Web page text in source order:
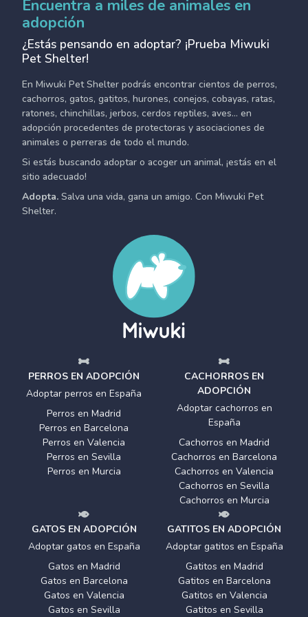
Encuentra a miles de animales en
adopción
¿Estás pensando en adoptar? ¡Prueba Miwuki
Pet Shelter!
En Miwuki Pet Shelter podrás encontrar cientos de perros,
cachorros, gatos, gatitos, hurones, conejos, cobayas, ratas,
ratones, chinchillas, jerbos, cerdos reptiles, aves... en
adopción procedentes de protectoras y asociaciones de
animales o perreras de todo el mundo.
Si estás buscando adoptar o acoger un animal, ¡estás en el
sitio adecuado!
Adopta. Salva una vida, gana un amigo. Con Miwuki Pet
Shelter.
PERROS EN ADOPCIÓN
Adoptar perros en España
Perros en Madrid
Perros en Barcelona
Perros en Valencia
Perros en Sevilla
Perros en Murcia
CACHORROS EN
ADOPCIÓN
Adoptar cachorros en
España
Cachorros en Madrid
Cachorros en Barcelona
Cachorros en Valencia
Cachorros en Sevilla
Cachorros en Murcia
GATOS EN ADOPCIÓN
Adoptar gatos en España
Gatos en Madrid
Gatos en Barcelona
Gatos en Valencia
Gatos en Sevilla
GATITOS EN ADOPCIÓN
Adoptar gatitos en España
Gatitos en Madrid
Gatitos en Barcelona
Gatitos en Valencia
Gatitos en Sevilla